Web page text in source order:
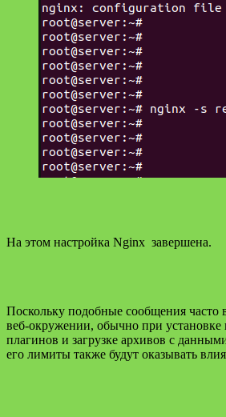
На этом настройка Nginx завершена.
Поскольку подобные сообщения часто
веб-окружении, обычно при установке
плагинов и загрузке архивов с
его лимиты также будут оказывать